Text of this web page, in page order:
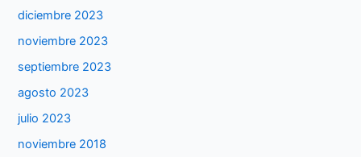
diciembre 2023
noviembre 2023
septiembre 2023
agosto 2023
julio 2023
noviembre 2018